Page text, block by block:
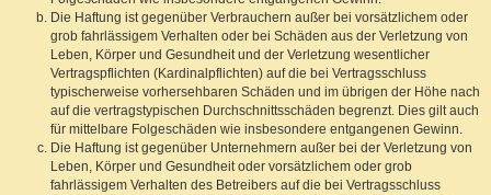
Die Haftung ist gegenüber Verbrauchern außer bei vorsätzlichem oder
grob fahrlässigem Verhalten oder bei Schäden aus der Verletzung von
Leben, Körper und Gesundheit und der Verletzung wesentlicher
Vertragspflichten (Kardinalpflichten) auf die bei Vertragsschluss
typischerweise vorhersehbaren Schäden und im übrigen der Höhe nach
auf die vertragstypischen Durchschnittsschäden begrenzt. Dies gilt auch
für mittelbare Folgeschäden wie insbesondere entgangenen Gewinn.
Die Haftung ist gegenüber Unternehmern außer bei der Verletzung von
Leben, Körper und Gesundheit oder vorsätzlichem oder grob
fahrlässigem Verhalten des Betreibers auf die bei Vertragsschluss